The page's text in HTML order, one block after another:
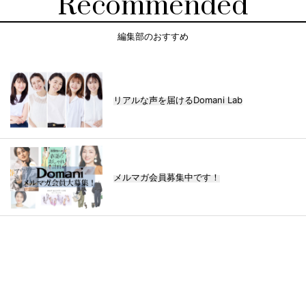
編集部のおすすめ
リアルな声を届けるDomani Lab
メルマガ会員募集中です！